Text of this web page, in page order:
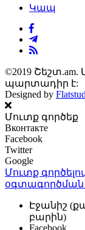
Կապ
©2019 Շեշտ.am.
պարտադիր է:
Designed by
Մուտք գործեք
Вконтакте
Facebook
Twitter
Google
Մուտք
օգտագործման
Էջանիշ
բարին)
Facebook